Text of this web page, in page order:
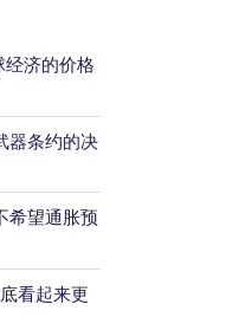
济的价格
器条约的决
希望通胀预
看起来更